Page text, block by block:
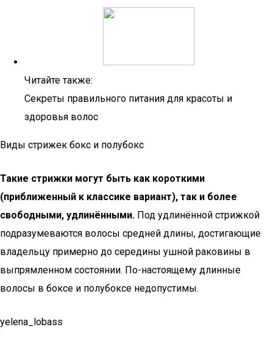
Читайте также:
Секреты правильного питания для красоты и
здоровья волос
Виды стрижек бокс и полубокс
Такие стрижки могут быть как короткими
(приближенный к классике вариант), так и более
свободными, удлинёнными. Под удлинённой стрижкой
подразумеваются волосы средней длины, достигающие
владельцу примерно до середины ушной раковины в
выпрямленном состоянии. По-настоящему длинные
волосы в боксе и полубоксе недопустимы.
yelena_lobass